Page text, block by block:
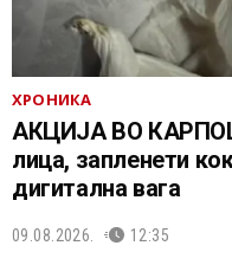
ХРОНИКА
АКЦИЈА ВО
лица, запленети
дигитална вага
09.08.2026. 12:35